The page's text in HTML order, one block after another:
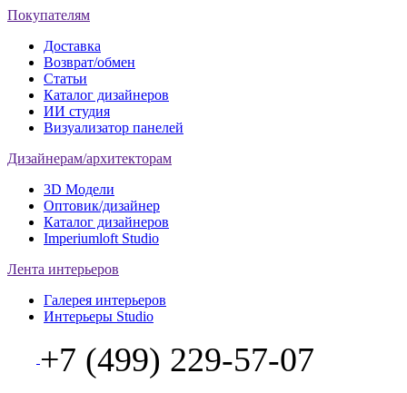
Покупателям
Доставка
Возврат/обмен
Статьи
Каталог дизайнеров
ИИ студия
Визуализатор панелей
Дизайнерам/архитекторам
3D Модели
Оптовик/дизайнер
Каталог дизайнеров
Imperiumloft Studio
Лента интерьеров
Галерея интерьеров
Интерьеры Studio
+7 (499) 229-57-07